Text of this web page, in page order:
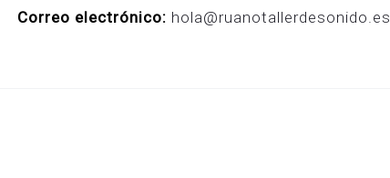
Correo electrónico: hola@ruanotallerdesonido.es